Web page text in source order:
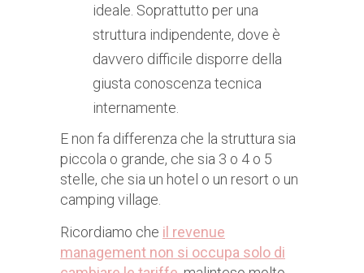
ideale. Soprattutto per una
struttura indipendente, dove è
davvero difficile disporre della
giusta conoscenza tecnica
internamente.
E non fa differenza che la struttura sia
piccola o grande, che sia 3 o 4 o 5
stelle, che sia un hotel o un resort o un
camping village.
Ricordiamo che il revenue
management non si occupa solo di